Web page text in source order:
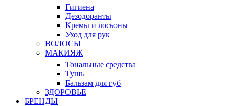
Гигиена
Дезодоранты
Кремы и лосьоны
Уход для рук
ВОЛОСЫ
МАКИЯЖ
Тональные средства
Тушь
Бальзам для губ
ЗДОРОВЬЕ
БРЕНДЫ